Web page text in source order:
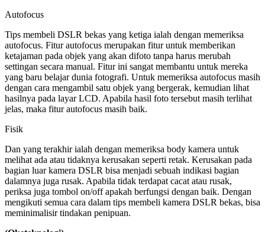
Autofocus
Tips membeli DSLR bekas yang ketiga ialah dengan memeriksa
autofocus. Fitur autofocus merupakan fitur untuk memberikan
ketajaman pada objek yang akan difoto tanpa harus merubah
settingan secara manual. Fitur ini sangat membantu untuk mereka
yang baru belajar dunia fotografi. Untuk memeriksa autofocus masih
dengan cara mengambil satu objek yang bergerak, kemudian lihat
hasilnya pada layar LCD. Apabila hasil foto tersebut masih terlihat
jelas, maka fitur autofocus masih baik.
Fisik
Dan yang terakhir ialah dengan memeriksa body kamera untuk
melihat ada atau tidaknya kerusakan seperti retak. Kerusakan pada
bagian luar kamera DSLR bisa menjadi sebuah indikasi bagian
dalamnya juga rusak. Apabila tidak terdapat cacat atau rusak,
periksa juga tombol on/off apakah berfungsi dengan baik. Dengan
mengikuti semua cara dalam tips membeli kamera DSLR bekas, bisa
meminimalisir tindakan penipuan.